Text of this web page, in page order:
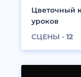
Цветочный
уроков
СЦЕНЫ - 12